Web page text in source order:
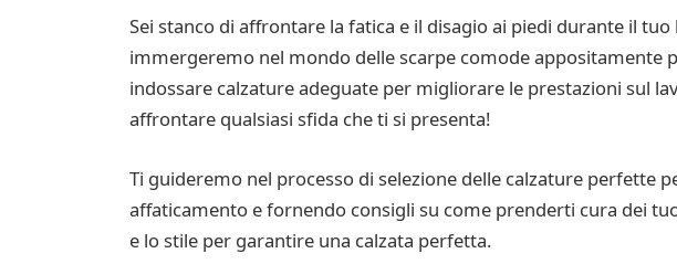
Sei stanco di affrontare la fatica e il disagio ai piedi durante il
immergeremo nel mondo delle scarpe comode appositamente
indossare calzature adeguate per migliorare le prestazioni sul
affrontare qualsiasi sfida che ti si presenta!
Ti guideremo nel processo di selezione delle calzature perfette
affaticamento e fornendo consigli su come prenderti cura dei
e lo stile per garantire una calzata perfetta.